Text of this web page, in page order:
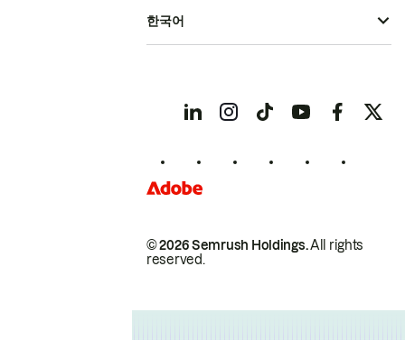
© 2026 Semrush Holdings.All rights
reserved.
한국어